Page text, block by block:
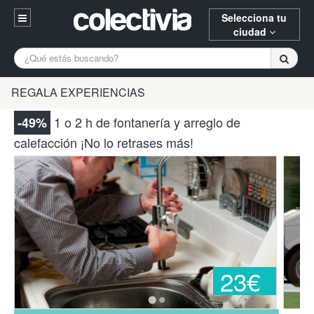
Selecciona tu
ciudad
Entrar
94 652 38 15 (L-V 10:30-15:00)
¿Necesitas ayuda? Escríbenos
A Coruña Alicante
Bilbao Burgos Donostia
Gijón Huesca Logroño
Madrid Oviedo Palencia
Pamplona Santander Tarragona
Valencia Vitoria Zaragoza
REGALA EXPERIENCIAS
-49% 1 o 2 h de fontanería y arreglo de
calefacción ¡No lo retrases más!
23€